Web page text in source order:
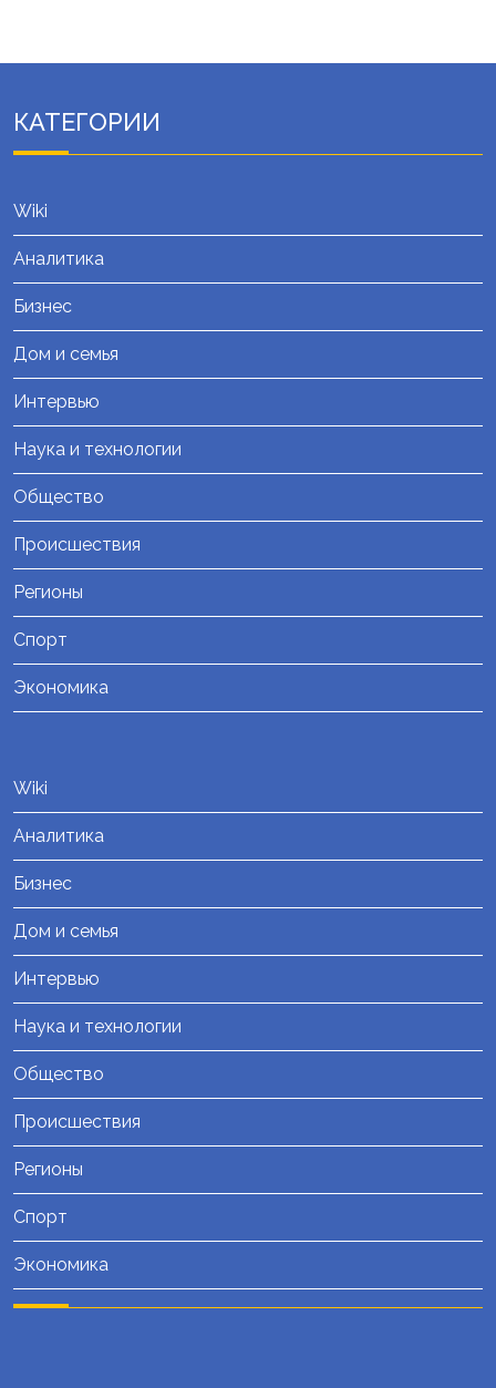
КАТЕГОРИИ
Wiki
Аналитика
Бизнес
Дом и семья
Интервью
Наука и технологии
Общество
Происшествия
Регионы
Спорт
Экономика
Wiki
Аналитика
Бизнес
Дом и семья
Интервью
Наука и технологии
Общество
Происшествия
Регионы
Спорт
Экономика